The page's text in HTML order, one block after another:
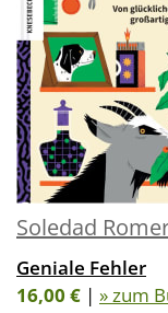
Soledad
Geniale Fehler
16,00 € | » zum